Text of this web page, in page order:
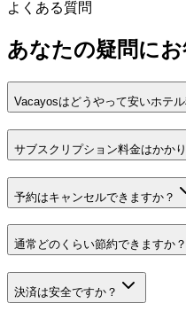
よくある質問
あなたの疑問に
Vacayosはどうやって安いホテ
サブスクリプション料金はかか
予約はキャンセルできますか？
通常どのくらい節約できますか？
決済は安全ですか？